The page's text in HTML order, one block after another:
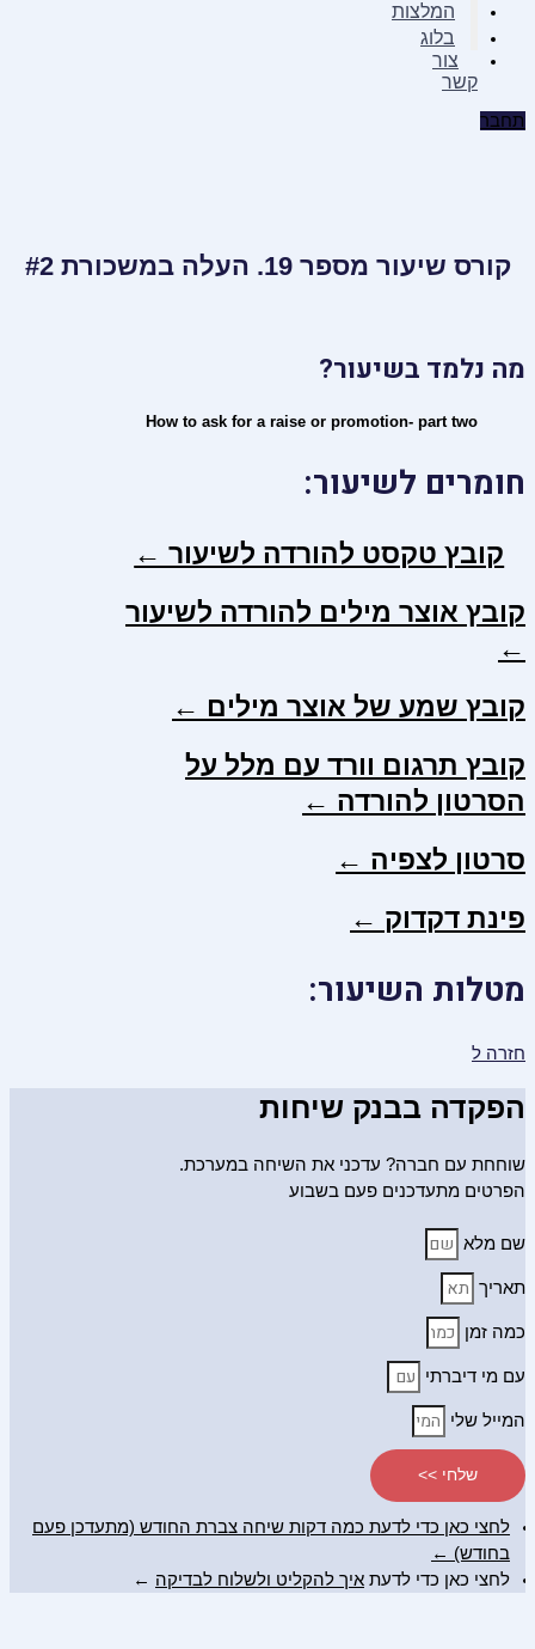
המלצות
בלוג
צור
קשר
התחבר
קורס שיעור מספר 19. העלה במשכורת #2
מה נלמד בשיעור?
How to ask for a raise or promotion- part two
חומרים לשיעור:
קובץ טקסט להורדה לשיעור ←
קובץ אוצר מילים להורדה לשיעור
←
קובץ שמע של אוצר מילים ←
קובץ תרגום וורד עם מלל על
הסרטון להורדה ←
סרטון לצפיה ←
פינת דקדוק ←
מטלות השיעור:
חזרה ל
הפקדה בבנק שיחות
שוחחת עם חברה? עדכני את השיחה במערכת.
הפרטים מתעדכנים פעם בשבוע
שם מלא
תאריך
כמה זמן
עם מי דיברתי
המייל שלי
שלחי >>
לחצי כאן כדי לדעת כמה דקות שיחה צברת החודש (מתעדכן פעם
בחודש) ←
לחצי כאן כדי לדעת איך להקליט ולשלוח לבדיקה ←